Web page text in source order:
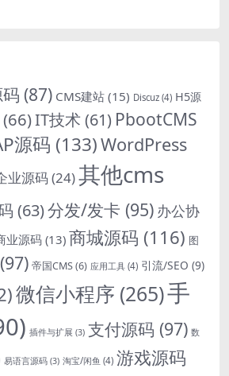
(87) CMS建站 (15) Discuz (4) H5源
(66)IT技术(61) PbootCMS
源码 (133)WordPress
业源码(24)其他cms
(63)分发/发卡 (95) 办公协
业源码 (13) 商城源码 (116) 图
(97) 帝国CMS(6) 应用工具 (4) 引流/SEO (9)
微信小程序 (265)手
插件与扩展 (3) 支付源码 (97) 数
易语言源码 (3) 淘宝/闲鱼 (4) 游戏源码